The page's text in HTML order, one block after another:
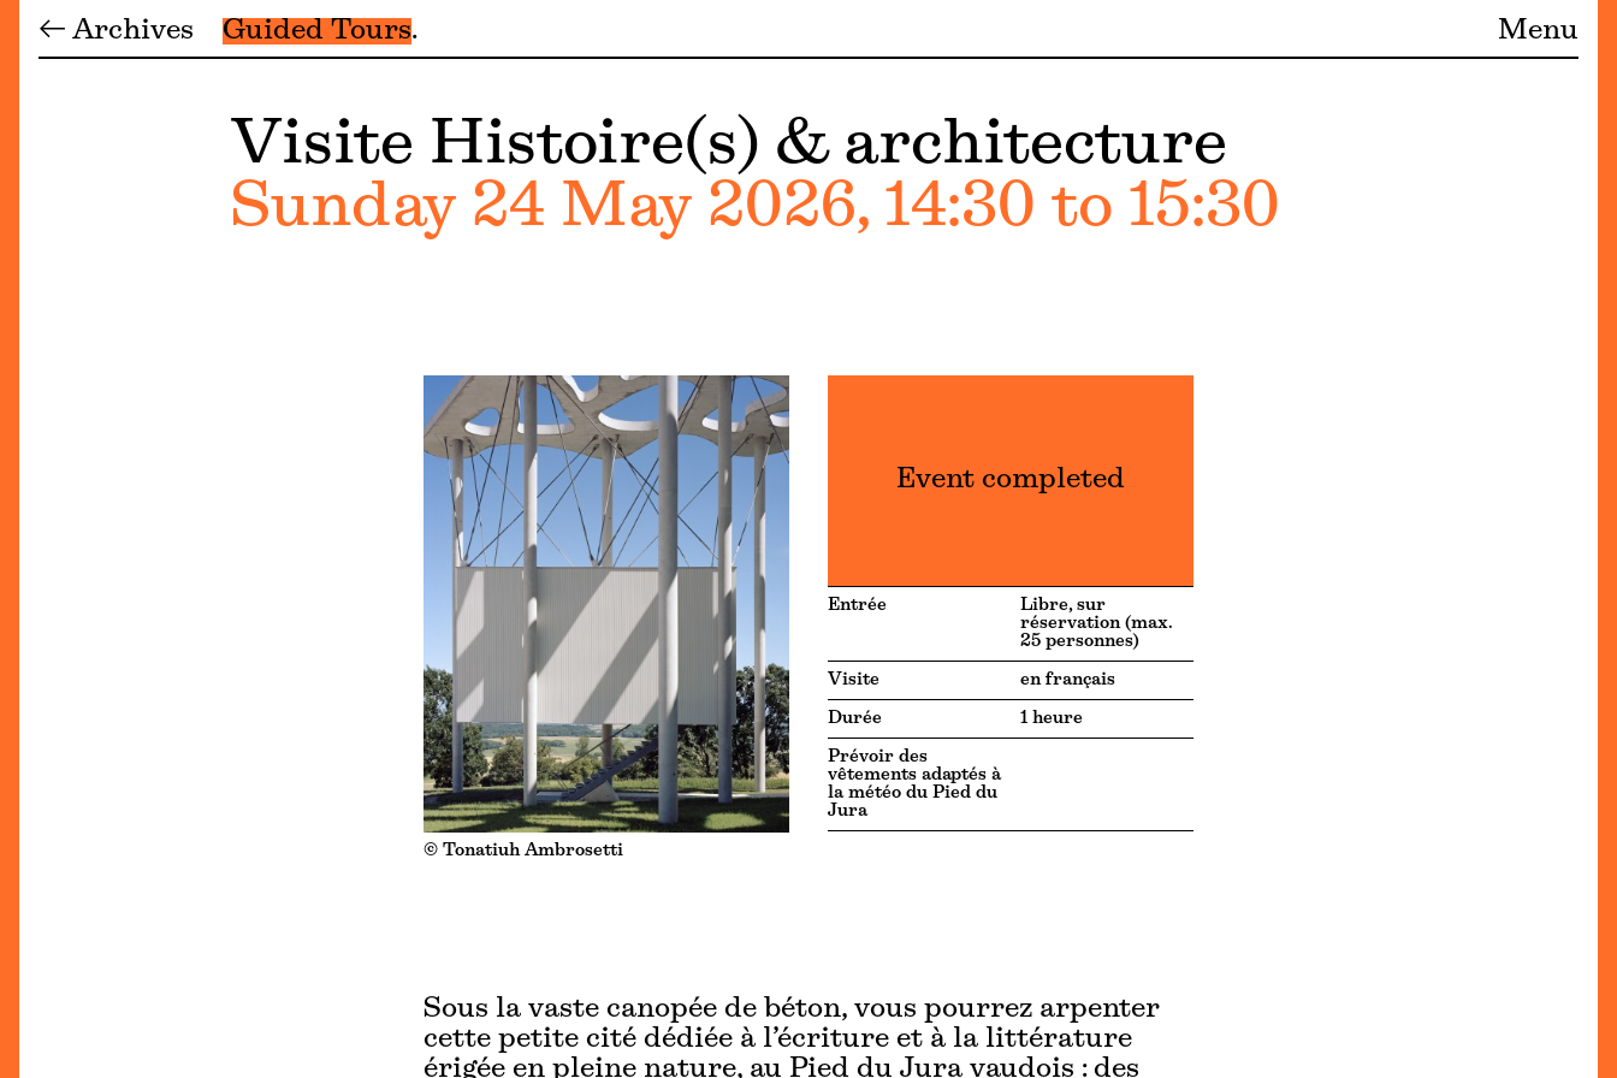
← Archives Guided Tours Menu
Visite Histoire(s) & architecture
Sunday 24 May 2026, 14:30 to 15:30
© Tonatiuh Ambrosetti
Event completed
Entrée
Libre, sur
réservation (max.
25 personnes)
Visite en français
Durée 1 heure
Prévoir des
vêtements adaptés à
la météo du Pied du
Jura
Sous la vaste canopée de béton, vous pourrez arpenter
cette petite cité dédiée à l’écriture et à la littérature
érigée en pleine nature, au Pied du Jura vaudois : des